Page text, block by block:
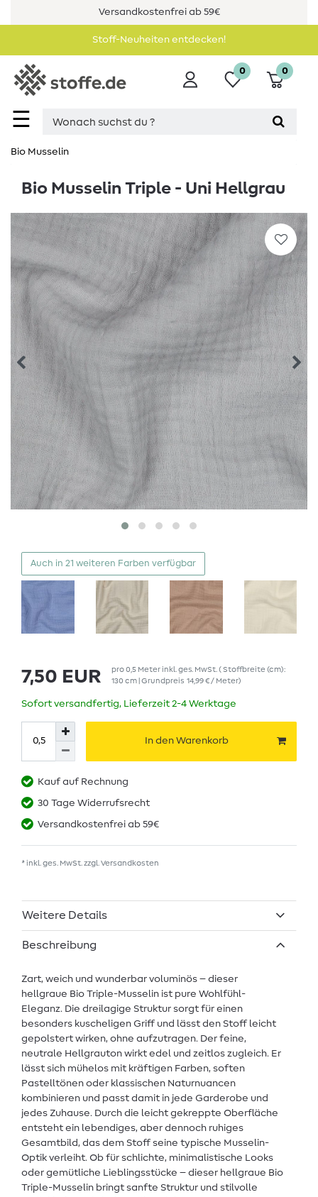
Versandkostenfrei ab 59€
Stoff-Neuheiten entdecken!
☰
0 0
Bio Musselin
Bio Musselin Triple - Uni Hellgrau
Auch in 21 weiteren Farben verfügbar
7,50 EUR pro0,5 Meterinkl. ges. MwSt. ( Stoffbreite (cm):
130 cm | Grundpreis 14,99 € / Meter)
Sofort versandfertig, Lieferzeit 2-4 Werktage
In den Warenkorb
Kauf auf Rechnung
30 Tage Widerrufsrecht
Versandkostenfrei ab 59€
* inkl. ges. MwSt. zzgl. Versandkosten
Weitere Details
Beschreibung
Zart, weich und wunderbar voluminös – dieser
hellgraue Bio Triple-Musselin ist pure Wohlfühl-
Eleganz. Die dreilagige Struktur sorgt für einen
besonders kuscheligen Griff und lässt den Stoff leicht
gepolstert wirken, ohne aufzutragen. Der feine,
neutrale Hellgrauton wirkt edel und zeitlos zugleich. Er
lässt sich mühelos mit kräftigen Farben, soften
Pastelltönen oder klassischen Naturnuancen
kombinieren und passt damit in jede Garderobe und
jedes Zuhause. Durch die leicht gekreppte Oberfläche
entsteht ein lebendiges, aber dennoch ruhiges
Gesamtbild, das dem Stoff seine typische Musselin-
Optik verleiht. Ob für schlichte, minimalistische Looks
oder gemütliche Lieblingsstücke – dieser hellgraue Bio
Triple-Musselin bringt sanfte Struktur und stilvolle